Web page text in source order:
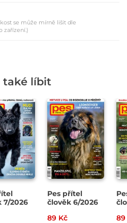
se může mírně lišit dle
zařízení.)
také líbit
7/2026
Pes přítel
člověk 6/2026
89 Kč
89